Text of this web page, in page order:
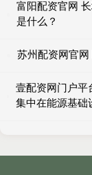
富阳配资官网
是什么？
苏州配资网官
壹配资网门户平
集中在能源基础